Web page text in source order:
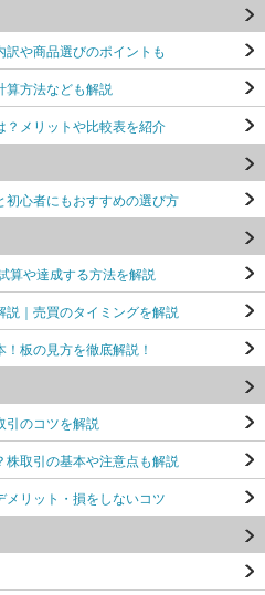
や商品選びのポイントも
算方法なども解説
？メリットや比較表を紹介
心者にもおすすめの選び方
算や達成する方法を解説
説｜売買のタイミングを解説
！板の見方を徹底解説！
引のコツを解説
取引の基本や注意点も解説
リット・損をしないコツ